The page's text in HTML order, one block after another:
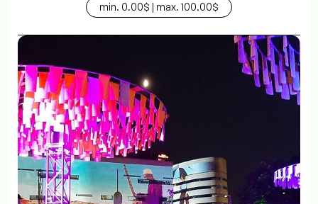
min. 0.00$ | max. 100.00$